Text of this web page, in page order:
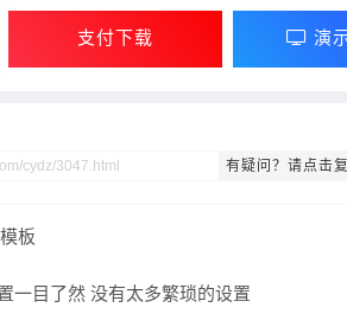
支付下载 演
有疑问？请点击
板
一目了然 没有太多繁琐的设置